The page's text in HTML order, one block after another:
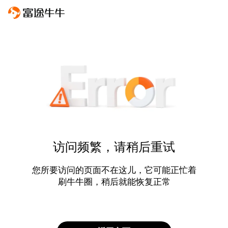
访问频繁，请稍后重试
您所要访问的页面不在这儿，它可能正忙着
刷牛牛圈，稍后就能恢复正常